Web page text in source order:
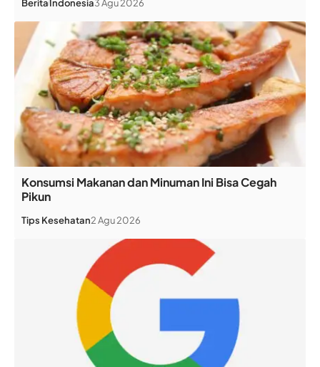
BeritaIndonesia3 Agu 2026
Konsumsi Makanan dan Minuman Ini Bisa Cegah
Pikun
Tips Kesehatan2 Agu 2026